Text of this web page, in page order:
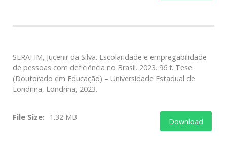
SERAFIM, Jucenir da Silva. Escolaridade e empregabilidade
de pessoas com deficiência no Brasil. 2023. 96 f. Tese
(Doutorado em Educação) – Universidade Estadual de
Londrina, Londrina, 2023.
File Size: 1.32 MB Download